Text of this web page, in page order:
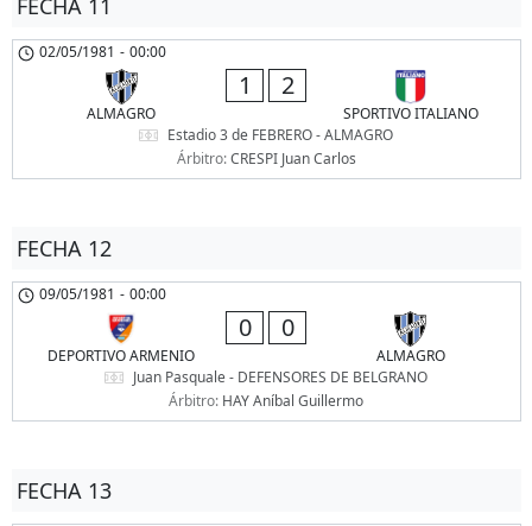
02/05/1981 - 00:00
ALMAGRO
1 2
SPORTIVO ITALIANO
Estadio 3 de FEBRERO - ALMAGRO
Árbitro:CRESPI Juan Carlos
FECHA 12
09/05/1981 - 00:00
DEPORTIVO ARMENIO
0 0
ALMAGRO
Juan Pasquale - DEFENSORES DE BELGRANO
Árbitro: HAY Aníbal Guillermo
FECHA 13